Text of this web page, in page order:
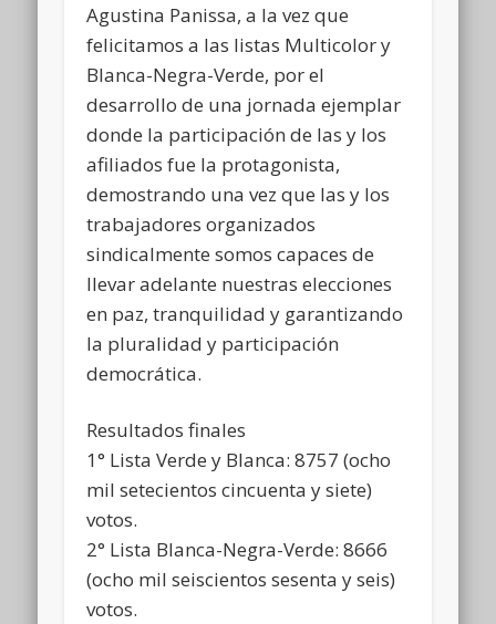
Agustina Panissa, a la vez que
felicitamos a las listas Multicolor y
Blanca-Negra-Verde, por el
desarrollo de una jornada ejemplar
donde la participación de las y los
afiliados fue la protagonista,
demostrando una vez que las y los
trabajadores organizados
sindicalmente somos capaces de
llevar adelante nuestras elecciones
en paz, tranquilidad y garantizando
la pluralidad y participación
democrática.
Resultados finales
1° Lista Verde y Blanca: 8757 (ocho
mil setecientos cincuenta y siete)
votos.
2° Lista Blanca-Negra-Verde: 8666
(ocho mil seiscientos sesenta y seis)
votos.